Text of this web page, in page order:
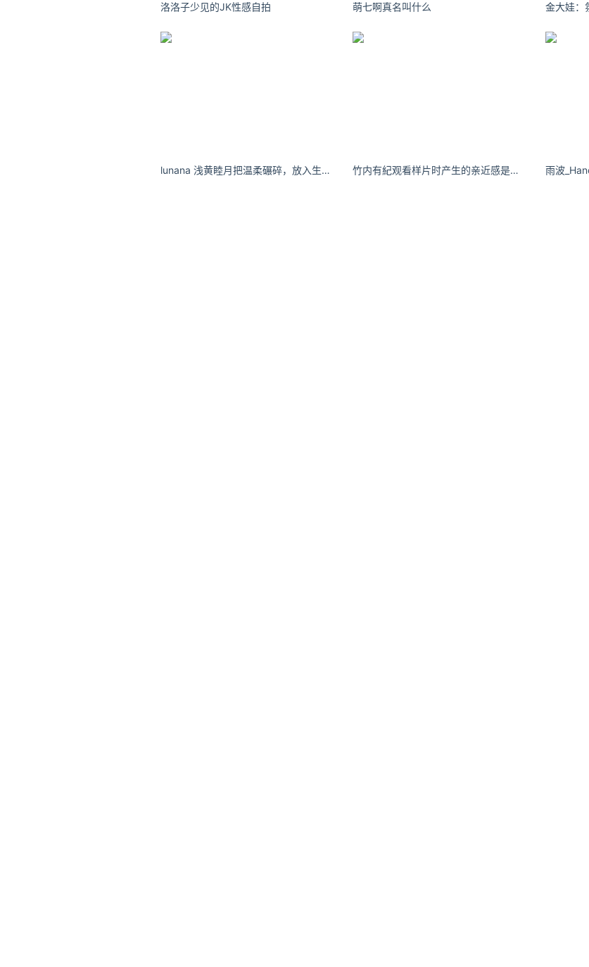
洛洛子少见的JK性感自拍 萌七啊真名叫什么
lunana 浅黄睦月把温柔碾碎，放入生活的缝隙中。 竹内有紀观看样片时产生的亲近感是其加入行业的诱因之一。